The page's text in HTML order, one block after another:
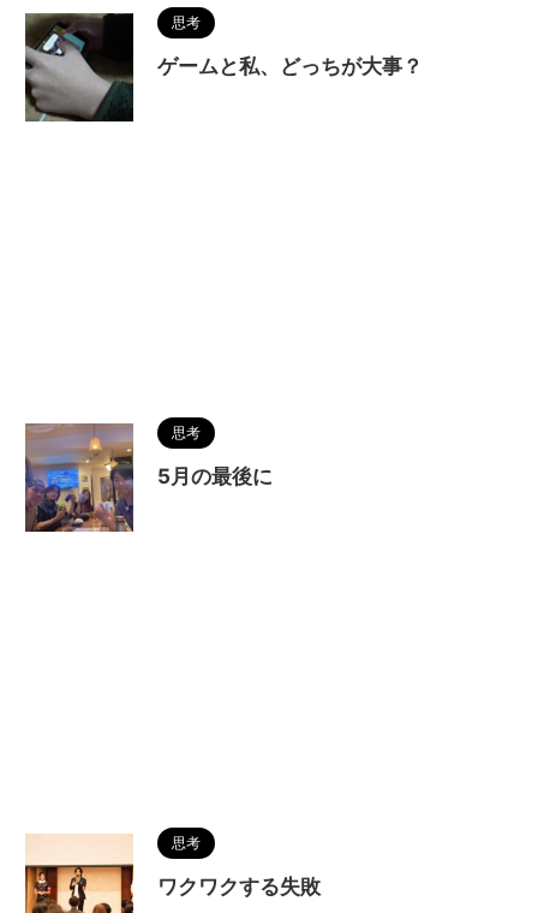
思考
ゲームと私、どっちが大事？
思考
5月の最後に
思考
ワクワクする失敗